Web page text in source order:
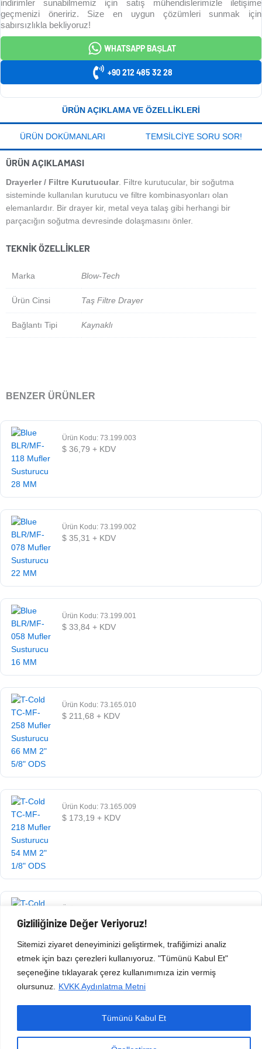
Gizliliğinize Değer Veriyoruz!
Sitemizi ziyaret deneyiminizi geliştirmek, trafiğimizi analiz
etmek için bazı çerezleri kullanıyoruz. "Tümünü Kabul Et"
seçeneğine tıklayarak çerez kullanımımıza izin vermiş
olursunuz.
KVKK Aydınlatma Metni
Tümünü Kabul Et
indirimler sunabilmemiz için satış mühendislerimizle iletişime
geçmenizi öneririz. Size en uygun çözümleri sunmak için
sabırsızlıkla bekliyoruz!
WHATSAPP BAŞLAT
+90 212 485 32 28
ÜRÜN AÇIKLAMA VE ÖZELLIKLERI
ÜRÜN DOKÜMANLARI TEMSILCIYE SORU SOR!
ÜRÜN AÇIKLAMASI
Drayerler / Filtre Kurutucular. Filtre kurutucular, bir soğutma
sisteminde kullanılan kurutucu ve filtre kombinasyonları olan
elemanlardır. Bir drayer kir, metal veya talaş gibi herhangi bir
parçacığın soğutma devresinde dolaşmasını önler.
TEKNIK ÖZELLIKLER
Marka Blow-Tech
Ürün Cinsi Taş Filtre Drayer
Bağlantı Tipi Kaynaklı
BENZER ÜRÜNLER
Ürün Kodu: 73.199.003
$ 36,79 + KDV
Ürün Kodu: 73.199.002
$ 35,31 + KDV
Ürün Kodu: 73.199.001
$ 33,84 + KDV
Ürün Kodu: 73.165.010
$ 211,68 + KDV
Ürün Kodu: 73.165.009
$ 173,19 + KDV
$ 73,13+ KDV